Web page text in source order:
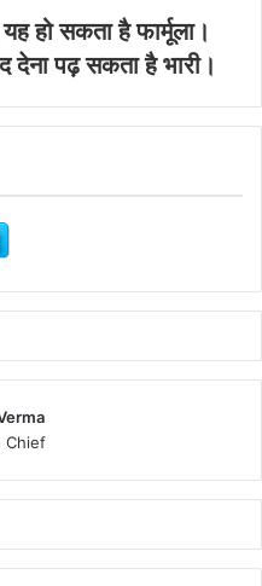
हो सकता है फार्मूला।
देना पढ़ सकता है भारी।
Chief